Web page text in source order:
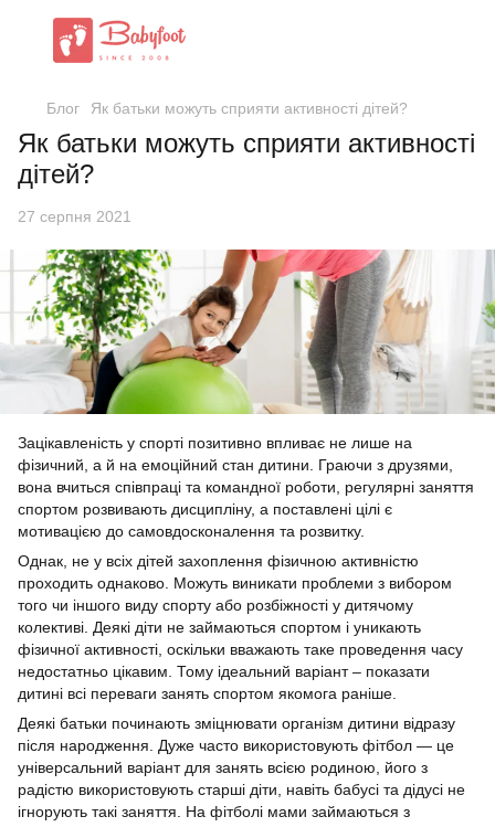
Блог Як батьки можуть сприяти активності дітей?
Як батьки можуть сприяти активності
дітей?
27 серпня 2021
Зацікавленість у спорті позитивно впливає не лише на
фізичний, а й на емоційний стан дитини. Граючи з друзями,
вона вчиться співпраці та командної роботи, регулярні заняття
спортом розвивають дисципліну, а поставлені цілі є
мотивацією до самовдосконалення та розвитку.
Однак, не у всіх дітей захоплення фізичною активністю
проходить однаково. Можуть виникати проблеми з вибором
того чи іншого виду спорту або розбіжності у дитячому
колективі. Деякі діти не займаються спортом і уникають
фізичної активності, оскільки вважають таке проведення часу
недостатньо цікавим. Тому ідеальний варіант – показати
дитині всі переваги занять спортом якомога раніше.
Деякі батьки починають зміцнювати організм дитини відразу
після народження. Дуже часто використовують фітбол — це
універсальний варіант для занять всією родиною, його з
радістю використовують старші діти, навіть бабусі та дідусі не
ігнорують такі заняття. На фітболі мами займаються з